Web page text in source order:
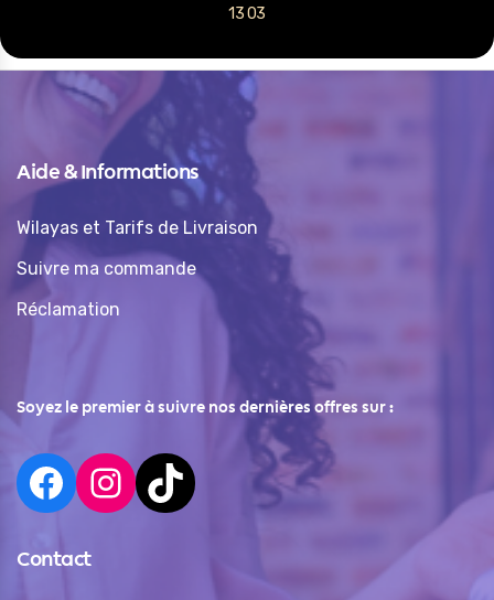
13 03
Aide & Informations
Wilayas et Tarifs de Livraison
Suivre ma commande
Réclamation
Soyez le premier à suivre nos dernières offres sur :
Contact